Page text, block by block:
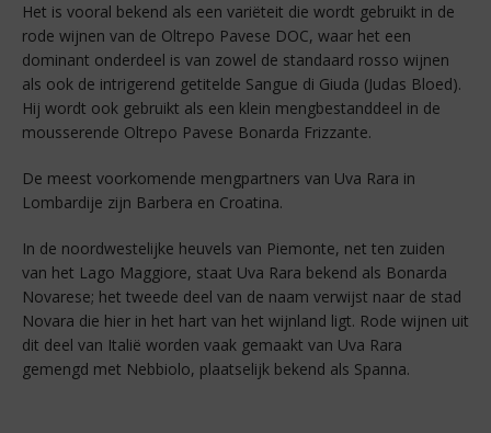
Het is vooral bekend als een variëteit die wordt gebruikt in de
rode wijnen van de Oltrepo Pavese DOC, waar het een
dominant onderdeel is van zowel de standaard rosso wijnen
als ook de intrigerend getitelde Sangue di Giuda (Judas Bloed).
Hij wordt ook gebruikt als een klein mengbestanddeel in de
mousserende Oltrepo Pavese Bonarda Frizzante.
De meest voorkomende mengpartners van Uva Rara in
Lombardije zijn Barbera en Croatina.
In de noordwestelijke heuvels van Piemonte, net ten zuiden
van het Lago Maggiore, staat Uva Rara bekend als Bonarda
Novarese; het tweede deel van de naam verwijst naar de stad
Novara die hier in het hart van het wijnland ligt. Rode wijnen uit
dit deel van Italië worden vaak gemaakt van Uva Rara
gemengd met Nebbiolo, plaatselijk bekend als Spanna.